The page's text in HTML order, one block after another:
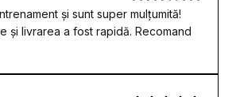
și sunt super mulțumită!
și livrarea a fost rapidă. Recomand